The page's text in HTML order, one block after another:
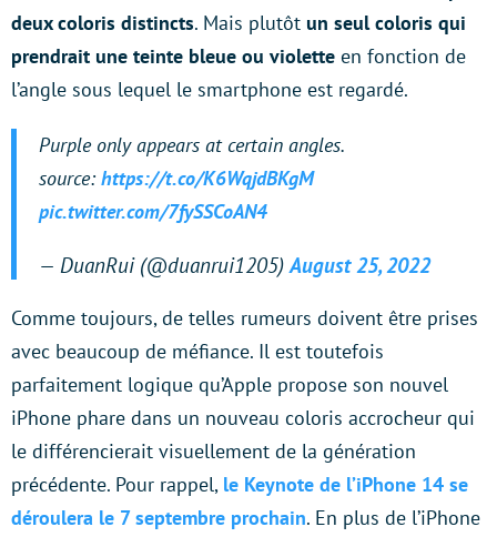
deux coloris distincts. Mais plutôt un seul coloris qui
prendrait une teinte bleue ou violette en fonction de
l’angle sous lequel le smartphone est regardé.
Purple only appears at certain angles.
source: https://t.co/K6WqjdBKgM
pic.twitter.com/7fySSCoAN4
— DuanRui (@duanrui1205)August 25, 2022
Comme toujours, de telles rumeurs doivent être prises
avec beaucoup de méfiance. Il est toutefois
parfaitement logique qu’Apple propose son nouvel
iPhone phare dans un nouveau coloris accrocheur qui
le différencierait visuellement de la génération
précédente. Pour rappel, le Keynote de l’iPhone 14 se
déroulera le 7 septembre prochain. En plus de l’iPhone